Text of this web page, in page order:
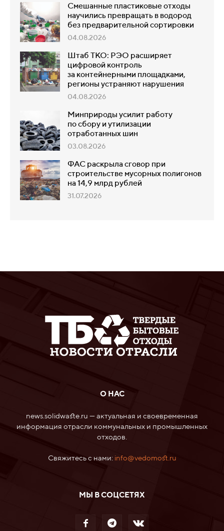
Смешанные пластиковые отходы
научились превращать в водород
без предварительной сортировки
04.08.2026
Штаб ТКО: РЭО расширяет
цифровой контроль
за контейнерными площадками,
регионы устраняют нарушения
04.08.2026
Минприроды усилит работу
по сбору и утилизации
отработанных шин
03.08.2026
ФАС раскрыла сговор при
строительстве мусорных полигонов
на 14,9 млрд рублей
31.07.2026
О НАС
news.solidwaste.ru — актуальная и своевременная
информация отрасли коммунальных и промышленных
отходов.
Свяжитесь с нами: info@vedomost.ru
МЫ В СОЦСЕТЯХ